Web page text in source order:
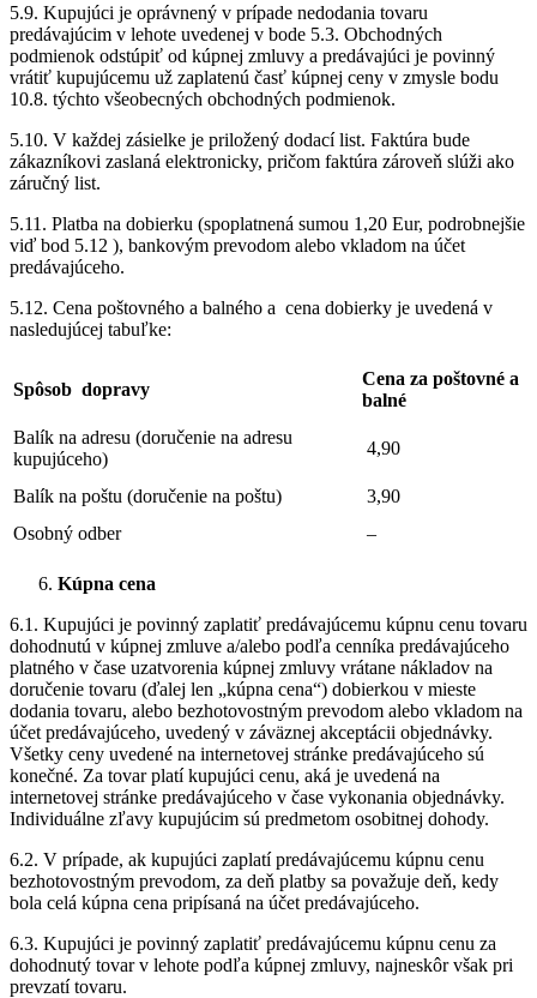
5.9. Kupujúci je oprávnený v prípade nedodania tovaru
predávajúcim v lehote uvedenej v bode 5.3. Obchodných
podmienok odstúpiť od kúpnej zmluvy a predávajúci je povinný
vrátiť kupujúcemu už zaplatenú časť kúpnej ceny v zmysle bodu
10.8. týchto všeobecných obchodných podmienok.
5.10. V každej zásielke je priložený dodací list. Faktúra bude
zákazníkovi zaslaná elektronicky, pričom faktúra zároveň slúži ako
záručný list.
5.11. Platba na dobierku (spoplatnená sumou 1,20 Eur, podrobnejšie
viď bod 5.12 ), bankovým prevodom alebo vkladom na účet
predávajúceho.
5.12. Cena poštovného a balného a cena dobierky je uvedená v
nasledujúcej tabuľke:
Spôsob dopravy
Cena za poštovné a
balné
Balík na adresu (doručenie na adresu
kupujúceho)
4,90
Balík na poštu (doručenie na poštu)
3,90
Osobný odber
–
Kúpna cena
6.1. Kupujúci je povinný zaplatiť predávajúcemu kúpnu cenu tovaru
dohodnutú v kúpnej zmluve a/alebo podľa cenníka predávajúceho
platného v čase uzatvorenia kúpnej zmluvy vrátane nákladov na
doručenie tovaru (ďalej len „kúpna cena“) dobierkou v mieste
dodania tovaru, alebo bezhotovostným prevodom alebo vkladom na
účet predávajúceho, uvedený v záväznej akceptácii objednávky.
Všetky ceny uvedené na internetovej stránke predávajúceho sú
konečné. Za tovar platí kupujúci cenu, aká je uvedená na
internetovej stránke predávajúceho v čase vykonania objednávky.
Individuálne zľavy kupujúcim sú predmetom osobitnej dohody.
6.2. V prípade, ak kupujúci zaplatí predávajúcemu kúpnu cenu
bezhotovostným prevodom, za deň platby sa považuje deň, kedy
bola celá kúpna cena pripísaná na účet predávajúceho.
6.3. Kupujúci je povinný zaplatiť predávajúcemu kúpnu cenu za
dohodnutý tovar v lehote podľa kúpnej zmluvy, najneskôr však pri
prevzatí tovaru.